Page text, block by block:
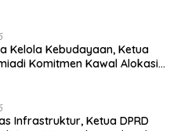
Kelola Kebudayaan, Ketua
Komitmen Kawal Alokasi
Infrastruktur, Ketua DPRD